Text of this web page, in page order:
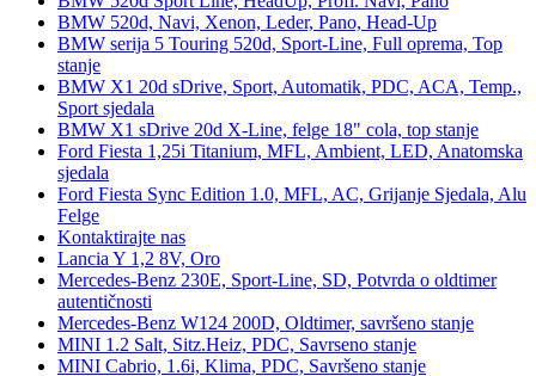
BMW 520d, Navi, Xenon, Leder, Pano, Head-Up
BMW serija 5 Touring 520d, Sport-Line, Full oprema, Top
stanje
BMW X1 20d sDrive, Sport, Automatik, PDC, ACA, Temp.,
Sport sjedala
BMW X1 sDrive 20d X-Line, felge 18" cola, top stanje
Ford Fiesta 1,25i Titanium, MFL, Ambient, LED, Anatomska
sjedala
Ford Fiesta Sync Edition 1.0, MFL, AC, Grijanje Sjedala, Alu
Felge
Kontaktirajte nas
Lancia Y 1,2 8V, Oro
Mercedes-Benz 230E, Sport-Line, SD, Potvrda o oldtimer
autentičnosti
Mercedes-Benz W124 200D, Oldtimer, savršeno stanje
MINI 1.2 Salt, Sitz.Heiz, PDC, Savrseno stanje
MINI Cabrio, 1.6i, Klima, PDC, Savršeno stanje